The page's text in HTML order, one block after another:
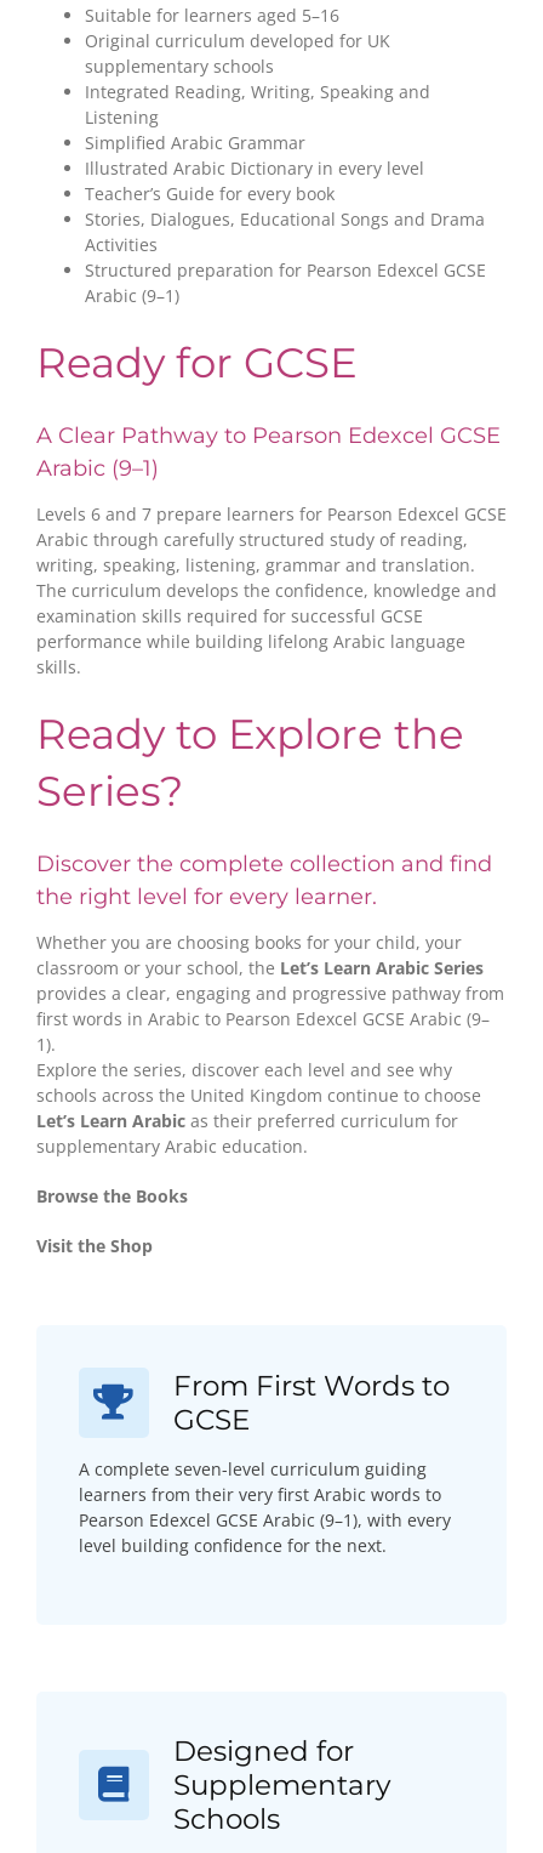
Suitable for learners aged 5–16
Original curriculum developed for UK
supplementary schools
Integrated Reading, Writing, Speaking and
Listening
Simplified Arabic Grammar
Illustrated Arabic Dictionary in every level
Teacher’s Guide for every book
Stories, Dialogues, Educational Songs and Drama
Activities
Structured preparation for Pearson Edexcel GCSE
Arabic (9–1)
Ready for GCSE
A Clear Pathway to Pearson Edexcel GCSE
Arabic (9–1)
Levels 6 and 7 prepare learners for Pearson Edexcel GCSE
Arabic through carefully structured study of reading,
writing, speaking, listening, grammar and translation.
The curriculum develops the confidence, knowledge and
examination skills required for successful GCSE
performance while building lifelong Arabic language
skills.
Ready to Explore the
Series?
Discover the complete collection and find
the right level for every learner.
Whether you are choosing books for your child, your
classroom or your school, the Let’s Learn Arabic Series
provides a clear, engaging and progressive pathway from
first words in Arabic to Pearson Edexcel GCSE Arabic (9–
1).
Explore the series, discover each level and see why
schools across the United Kingdom continue to choose
Let’s Learn Arabic as their preferred curriculum for
supplementary Arabic education.
Browse the Books
Visit the Shop
From First Words to
GCSE
A complete seven-level curriculum guiding
learners from their very first Arabic words to
Pearson Edexcel GCSE Arabic (9–1), with every
level building confidence for the next.
Designed for
Supplementary
Schools